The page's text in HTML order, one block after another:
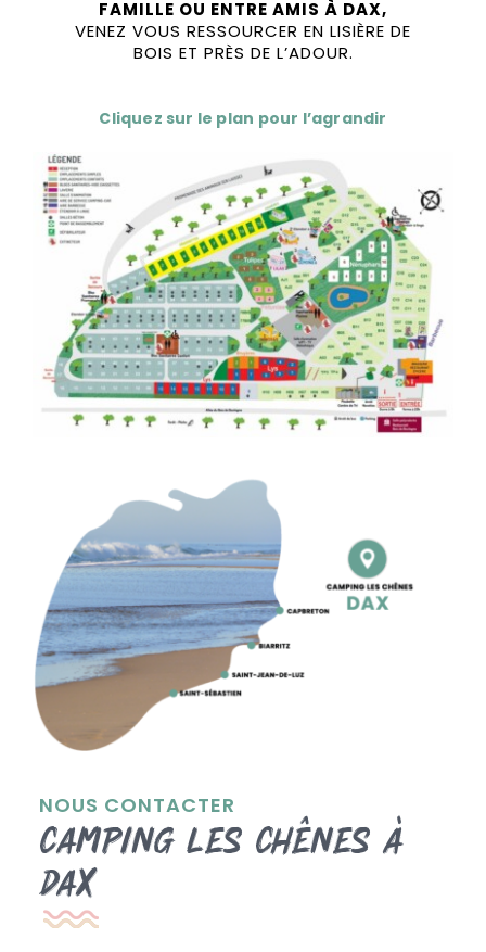
CONTACT & RÉSERVATION
FAMILLE OU ENTRE AMIS À DAX,
VENEZ VOUS RESSOURCER EN LISIÈRE DE
BOIS ET PRÈS DE L’ADOUR.
Cliquez sur le plan pour l’agrandir
NOUS CONTACTER
Camping les Chênes à
Dax